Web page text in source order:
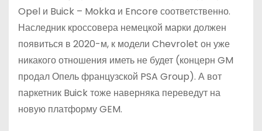
Opel и Buick – Mokka и Encore соответственно.
Наследник кроссовера немецкой марки должен
появиться в 2020-м, к модели Chevrolet он уже
никакого отношения иметь не будет (концерн GM
продал Опель французской PSA Group). А вот
паркетник Buick тоже наверняка переведут на
новую платформу GEM.